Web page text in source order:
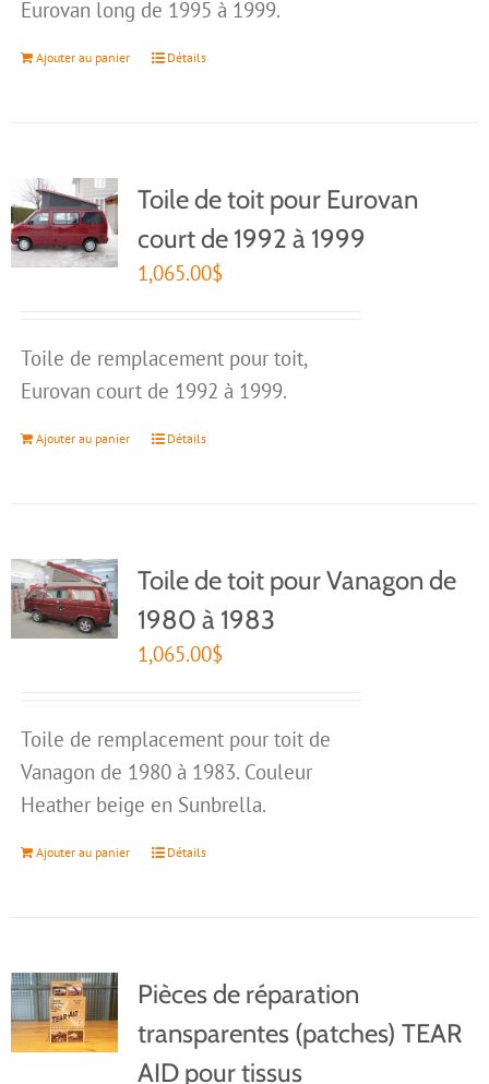
Eurovan long de 1995 à 1999.
Ajouter au panier Détails
Toile de toit pour Eurovan
court de 1992 à 1999
1,065.00$
Toile de remplacement pour toit,
Eurovan court de 1992 à 1999.
Ajouter au panier Détails
Toile de toit pour Vanagon de
1980 à 1983
1,065.00$
Toile de remplacement pour toit de
Vanagon de 1980 à 1983. Couleur
Heather beige en Sunbrella.
Ajouter au panier Détails
Pièces de réparation
transparentes (patches) TEAR
AID pour tissus